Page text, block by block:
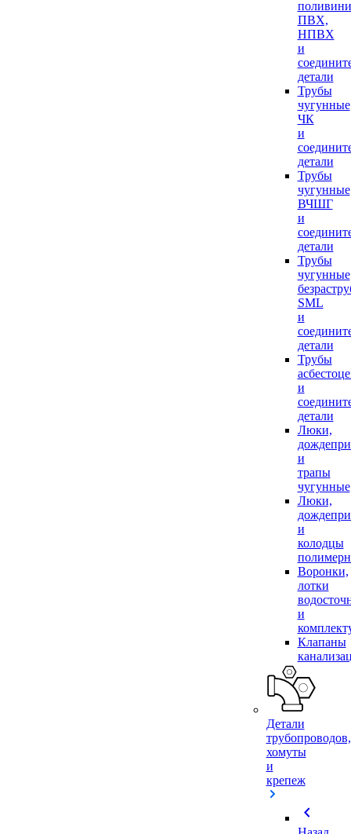
ПВХ,
НПВХ
и
детали
Трубы
чугунные
ЧК
и
детали
Трубы
чугунные
ВЧШГ
и
детали
Трубы
чугунные
SML
и
детали
Трубы
и
детали
Люки,
и
трапы
чугунные
Люки,
и
колодцы
Воронки,
лотки
и
Клапаны
Детали
трубопроводов,
хомуты
и
крепеж
chevron_left